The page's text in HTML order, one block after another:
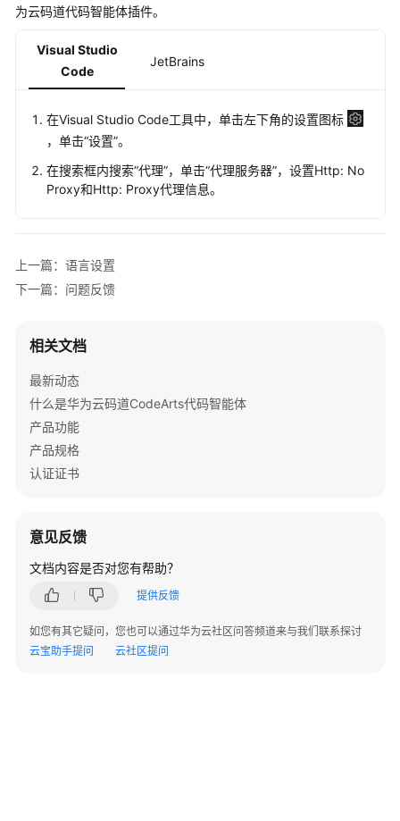
品
绍
计
说
用
南
用
户
指
南
台）
用
南
（Space）
为云码道代码智能体插件。
Visual Studio
Code
JetBrains
在Visual Studio Code工具中，单击左下角的设置图标
，单击“设置”。
在搜索框内搜索“代理”，单击“代理服务器”，设置Http: No
Proxy和Http: Proxy代理信息。
上一篇：语言设置
下一篇：问题反馈
相关文档
最新动态
什么是华为云码道CodeArts代码智能体
产品功能
产品规格
认证证书
意见反馈
文档内容是否对您有帮助？
提供反馈
如您有其它疑问，您也可以通过华为云社区问答频道来与我们联系探讨
云宝助手提问
云社区提问